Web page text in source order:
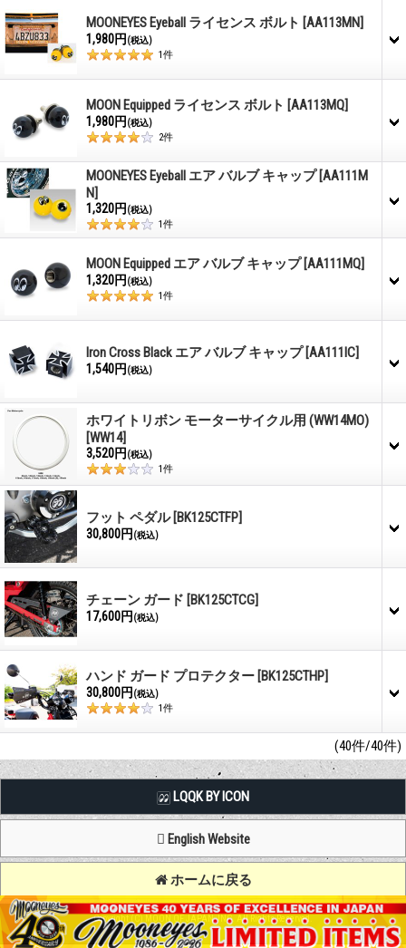
MOONEYES Eyeball ライセンス ボルト [AA113MN]
1,980円 (税込)
1件
MOON Equipped ライセンス ボルト [AA113MQ]
1,980円 (税込)
2件
MOONEYES Eyeball エア バルブ キャップ [AA111M
N]
1,320円 (税込)
1件
MOON Equipped エア バルブ キャップ [AA111MQ]
1,320円 (税込)
1件
Iron Cross Black エア バルブ キャップ [AA111IC]
1,540円 (税込)
ホワイトリボン モーターサイクル用 (WW14MO)
[WW14]
3,520円 (税込)
1件
フット ペダル [BK125CTFP]
30,800円 (税込)
チェーン ガード [BK125CTCG]
17,600円 (税込)
ハンド ガード プロテクター [BK125CTHP]
30,800円 (税込)
1件
(40件/40件)
LQQK BY ICON
English Website
ホームに戻る
Copyright (C) MOON OF JAPAN, INC. All Rights Reserved.